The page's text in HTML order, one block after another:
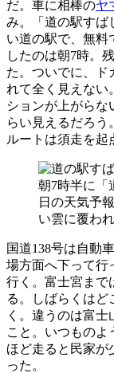
だ。車に相棒のヤ
み。「道の駅すば
い道の駅で、無料
したのは朝7時。
た。ついでに、ド
れて全く見えない
ションが上がらな
らい見えるだろう
ルートは須走を起
朝7時半に「
日の天気予
い雲に覆わ
国道138号は自動
場方面へ下って行
行く。富士宮まで
る。しばらくはど
く。違うのは富
こと。いつものよ
ほど走ると民家が
った。